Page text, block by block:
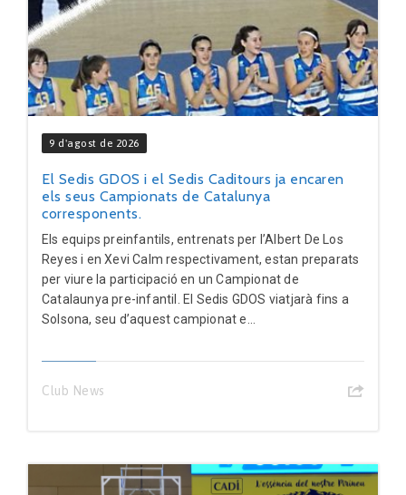
9 d'agost de 2026
El Sedis GDOS i el Sedis Caditours ja encaren
els seus Campionats de Catalunya
corresponents.
Els equips preinfantils, entrenats per l’Albert De Los
Reyes i en Xevi Calm respectivament, estan preparats
per viure la participació en un Campionat de
Catalaunya pre-infantil. El Sedis GDOS viatjarà fins a
Solsona, seu d’aquest campionat e...
Club News